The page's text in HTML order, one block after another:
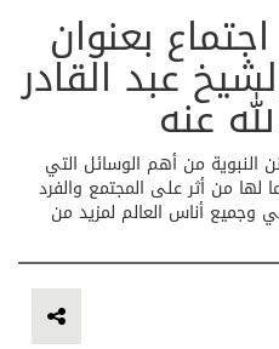
اجتماع بعنوان
عبد القادر
عنه
النبوية من أهم الوسائل التي
لها من أثر على المجتمع والفرد
أناس العالم لمزيد من